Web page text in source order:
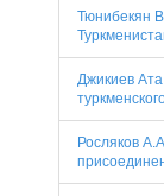
Тюнибекян
Джикиев
Росляков